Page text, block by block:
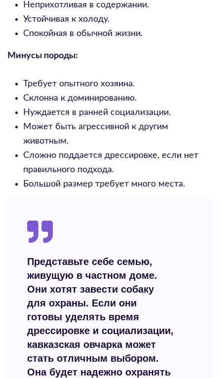
Неприхотливая в содержании.
Устойчивая к холоду.
Спокойная в обычной жизни.
Минусы породы:
Требует опытного хозяина.
Склонна к доминированию.
Нуждается в ранней социализации.
Может быть агрессивной к другим
животным.
Сложно поддается дрессировке, если нет
правильного подхода.
Большой размер требует много места.
Представьте себе семью,
живущую в частном доме.
Они хотят завести собаку
для охраны. Если они
готовы уделять время
дрессировке и социализации,
кавказская овчарка может
стать отличным выбором.
Она будет надежно охранять